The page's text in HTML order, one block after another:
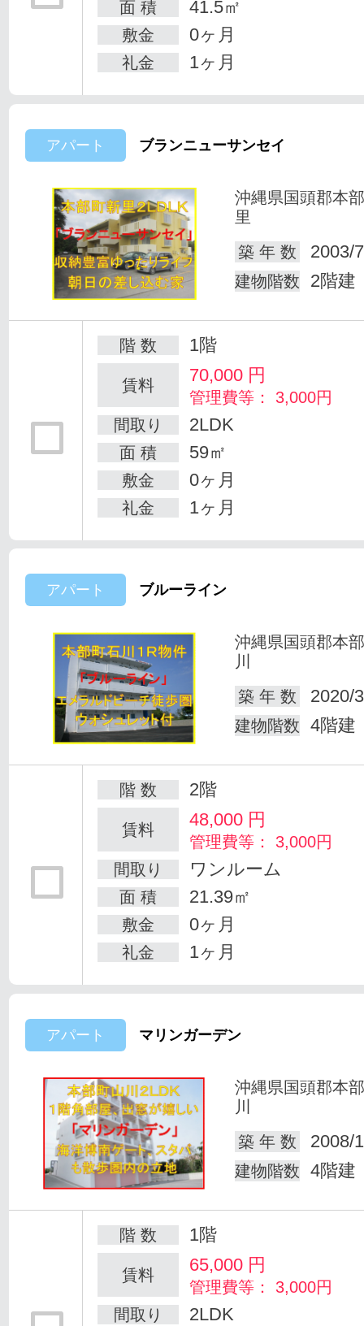
面 積 41.5㎡
敷金 0ヶ月
礼金 1ヶ月
アパート ブランニューサンセイ
沖縄県国頭郡本
里
築 年 数
2003/
建物階数 2階建
階 数 1階
賃料 70,000 円
管理費等： 3,000円
間取り
2LDK
面 積 59㎡
敷金 0ヶ月
礼金 1ヶ月
アパート ブルーライン
沖縄県国頭郡本
川
築 年 数
2020/
建物階数 4階建
階 数 2階
賃料 48,000 円
管理費等： 3,000円
間取り
ワンルーム
面 積 21.39㎡
敷金 0ヶ月
礼金 1ヶ月
アパート マリンガーデン
沖縄県国頭郡本
川
築 年 数
2008/
建物階数 4階建
階 数 1階
賃料 65,000 円
管理費等： 3,000円
間取り
2LDK